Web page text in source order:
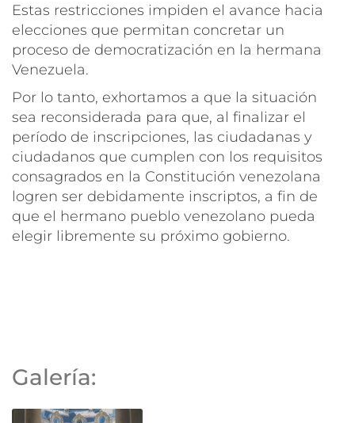
Estas restricciones impiden el avance hacia
elecciones que permitan concretar un
proceso de democratización en la hermana
Venezuela.
Por lo tanto, exhortamos a que la situación
sea reconsiderada para que, al finalizar el
período de inscripciones, las ciudadanas y
ciudadanos que cumplen con los requisitos
consagrados en la Constitución venezolana
logren ser debidamente inscriptos, a fin de
que el hermano pueblo venezolano pueda
elegir libremente su próximo gobierno.
Galería: